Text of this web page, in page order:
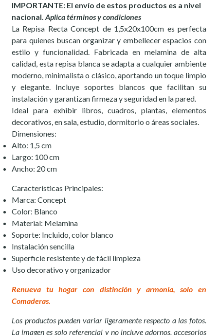
IMPORTANTE: El envío de estos productos es a nivel
nacional. Aplica términos y condiciones
La Repisa Recta Concept de 1,5x20x100cm es perfecta
para quienes buscan organizar y embellecer espacios con
estilo y funcionalidad. Fabricada en melamina de alta
calidad, esta repisa blanca se adapta a cualquier ambiente
moderno, minimalista o clásico, aportando un toque limpio
y elegante. Incluye soportes blancos que facilitan su
instalación y garantizan firmeza y seguridad en la pared.
Ideal para exhibir libros, cuadros, plantas, elementos
decorativos, en sala, estudio, dormitorio o áreas sociales.
Dimensiones:
Alto: 1,5 cm
Largo: 100 cm
Ancho: 20 cm
Características Principales:
Marca: Concept
Color: Blanco
Material: Melamina
Soporte: Incluido, color blanco
Instalación sencilla
Superficie resistente y de fácil limpieza
Uso decorativo y organizador
Renueva tu hogar con distinción y armonía, solo en
Comaderas.
Los productos pueden variar ligeramente respecto a las fotos.
La imagen es solo referencial y no incluye adornos, accesorios